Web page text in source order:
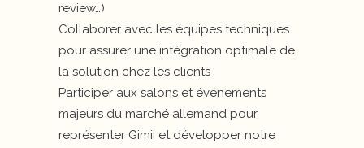
review…)
Collaborer avec les équipes techniques
pour assurer une intégration optimale de
la solution chez les clients
Participer aux salons et événements
majeurs du marché allemand pour
représenter Gimii et développer notre